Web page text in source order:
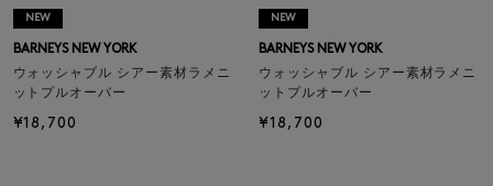
NEW
BARNEYS NEW YORK
ウォッシャブル シアー素材ラメニ
ットプルオーバー
¥18,700
NEW
BARNEYS NEW YORK
ウォッシャブル シアー素材ラメニ
ットプルオーバー
¥18,700